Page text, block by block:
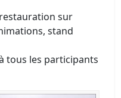
sur
stand
tous les participants